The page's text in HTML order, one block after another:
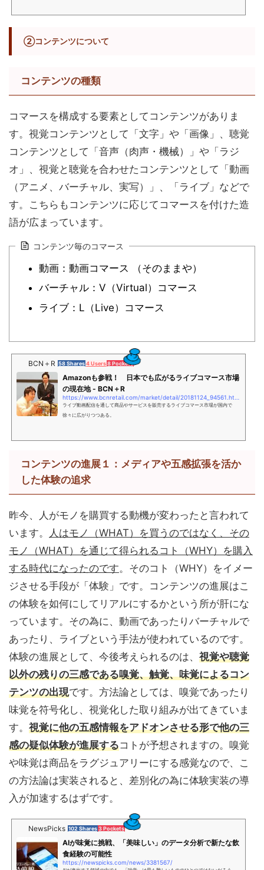
②コンテンツについて
コンテンツの種類
コマースを構成する要素としてコンテンツがありま
す。視覚コンテンツとして「文字」や「画像」、聴覚
コンテンツとして「音声（肉声・機械）」や「ラジ
オ」、視覚と聴覚を合わせたコンテンツとして「動画
（アニメ、バーチャル、実写）」、「ライブ」などで
す。こちらもコンテンツに応じてコマースを付けた造
語が広まっています。
コンテンツ毎のコマース
動画：動画コマース （そのままや）
バーチャル：V（Virtual）コマース
ライブ：L（Live）コマース
BCN＋R 58 Shares4 Users8 Pockets
Amazonも参戦！ 日本でも広がるライブコマース市場
の現在地 - BCN＋R
ライブ動画配信を通して商品やサービスを販売するライブコマース市場が国内で
徐々に広がりつつある。
コンテンツの進展１：メディアや五感拡張を活か
した体験の追求
昨今、人がモノを購買する動機が変わったと言われて
います。
人はモノ（WHAT）を買うのではなく、その
モノ（WHAT）を通じて得られるコト（WHY）を購入
する時代になったのです。そのコト（WHY）をイメー
ジさせる手段が「体験」です。コンテンツの進展はこ
の体験を如何にしてリアルにするかという所が肝にな
っています。その為に、動画であったりバーチャルで
あったり、ライブという手法が使われているのです。
体験の進展として、今後考えられるのは、 視覚や聴覚
以外の残りの三感である嗅覚、触覚、味覚によるコン
テンツの出現です。方法論としては、嗅覚であったり
味覚を符号化し、視覚化した取り組みが出てきていま
す。 視覚に他の五感情報をアドオンさせる形で他の三
感の疑似体験が進展するコトが予想されますの。嗅覚
や味覚は商品をラグジュアリーにする感覚なので、こ
の方法論は実装されると、差別化の為に体験実装の導
入が加速するはずです。
NewsPicks 102 Shares3 Pockets
AIが味覚に挑戦、「美味しい」のデータ分析で新たな飲
食経験の可能性
https://newspicks.com/news/3381567/